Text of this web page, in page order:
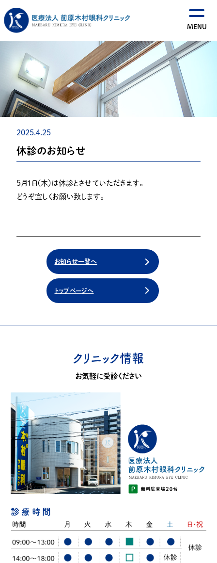
2025.4.25
休診のお知らせ
５月１日（木）は休診とさせていただきます。
どうぞ宜しくお願い致します。
お知らせ一覧へ
トップページへ
クリニック情報
お気軽に受診ください
診療時間